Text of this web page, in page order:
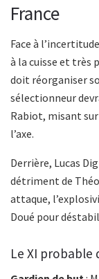
France
Face à
à la cuisse et très
doit réorganiser
sélectionneur
Rabiot, misant
l’axe.
Derrière, Lucas
détriment de
attaque,
Doué pour
Le XI probable